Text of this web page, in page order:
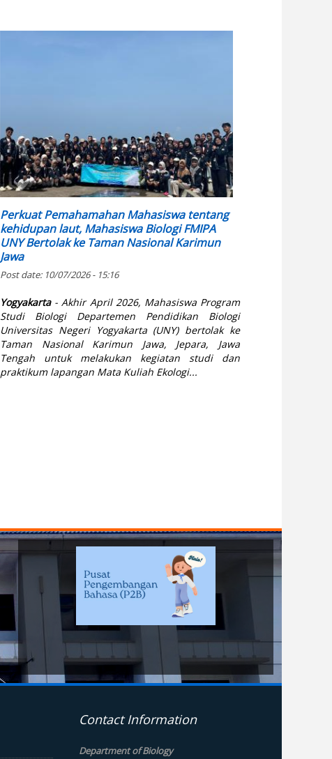
Perkuat Pemahamahan Mahasiswa tentang
kehidupan laut, Mahasiswa Biologi FMIPA
UNY Bertolak ke Taman Nasional Karimun
Jawa
Post date: 10/07/2026 - 15:16
Yogyakarta- Akhir April 2026, Mahasiswa Program
Studi Biologi Departemen Pendidikan Biologi
Universitas Negeri Yogyakarta (UNY) bertolak ke
Taman Nasional Karimun Jawa, Jepara, Jawa
Tengah untuk melakukan kegiatan studi dan
praktikum lapangan Mata Kuliah Ekologi...
Contact Information
Department of Biology